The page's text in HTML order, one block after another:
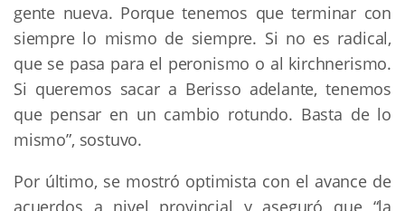
gente nueva. Porque tenemos que terminar con
siempre lo mismo de siempre. Si no es radical,
que se pasa para el peronismo o al kirchnerismo.
Si queremos sacar a Berisso adelante, tenemos
que pensar en un cambio rotundo. Basta de lo
mismo”, sostuvo.
Por último, se mostró optimista con el avance de
acuerdos a nivel provincial y aseguró que “la